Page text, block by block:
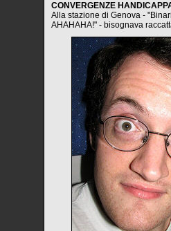
CONVERGENZE
Alla stazione di Genova -
AHAHAHA!" - bisognava